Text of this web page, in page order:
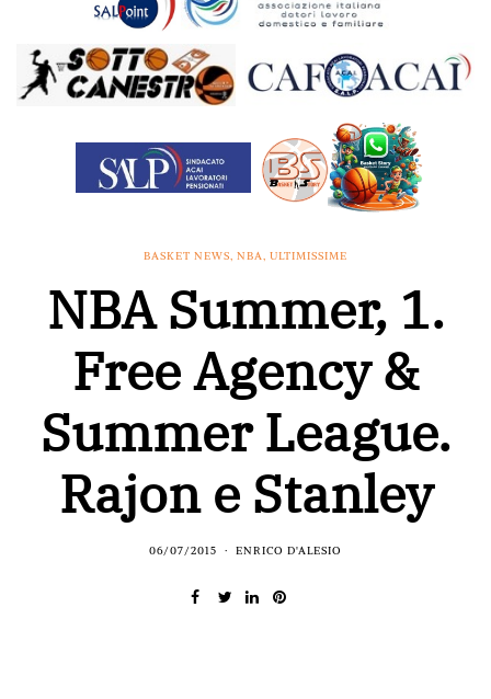
BASKET NEWS, NBA, ULTIMISSIME
NBA Summer, 1.
Free Agency &
Summer League.
Rajon e Stanley
06/07/2015 ENRICO D'ALESIO